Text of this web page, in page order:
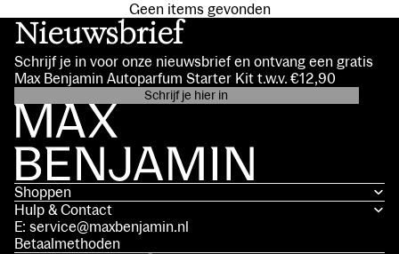
Geen items gevonden
Nieuwsbrief
Schrijf je in voor onze nieuwsbrief en ontvang een gratis
Max Benjamin Autoparfum Starter Kit t.w.v. €12,90
Schrijf je hier in
Shoppen
Hulp & Contact
E: service@maxbenjamin.nl
Betaalmethoden
Privacybeleid
Contactgegevens
Algemene voorwaarden
Verzendbeleid
Terugbetalingsbeleid
Wettelijke kennisgeving